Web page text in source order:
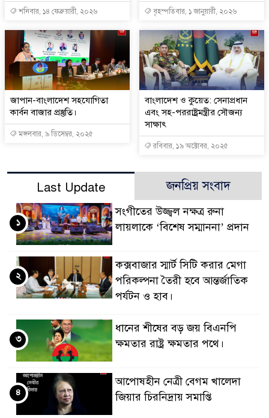
শনিবার, ১৪ ফেব্রুয়ারী, ২০২৬ বৃহস্পতিবার, ১ জানুয়ারী, ২০২৬
জাপান-বাংলাদেশ সহযোগিতা
কার্বন বাজার প্রস্তুতি।
মঙ্গলবার, ৯ ডিসেম্বর, ২০২৫
বাংলাদেশ ও কুয়েত: সেনাপ্রধান
এবং সহ-পররাষ্ট্রমন্ত্রীর সৌজন্য
সাক্ষাৎ
রবিবার, ১৯ অক্টোবর, ২০২৫
Last Update জনপ্রিয় সংবাদ
সংগীতের উজ্জ্বল নক্ষত্র রুনা
লায়লাকে ‘বিশেষ সম্মাননা’ প্রদান
১
কক্সবাজার স্মার্ট সিটি করার মেগা
পরিকল্পনা তৈরী হবে আন্তর্জাতিক
পর্যটন ও হাব।
২
ধানের শীষের বড় জয় বিএনপি
ক্ষমতার রাষ্ট্র ক্ষমতার পথে।
৩
আপোষহীন নেত্রী বেগম খালেদা
জিয়ার চিরনিদ্রায় সমাপ্তি
৪